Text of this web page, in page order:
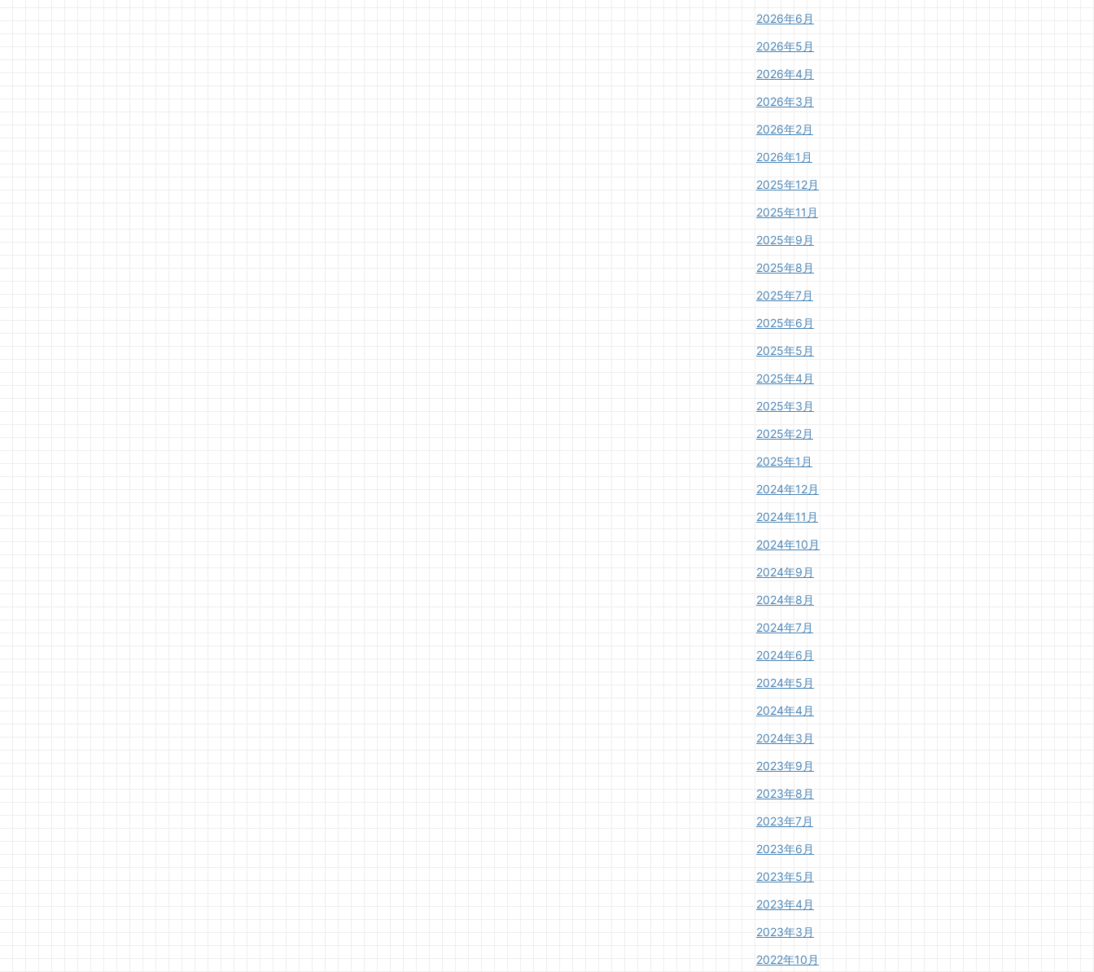
2026年6月
2026年5月
2026年4月
2026年3月
2026年2月
2026年1月
2025年12月
2025年11月
2025年9月
2025年8月
2025年7月
2025年6月
2025年5月
2025年4月
2025年3月
2025年2月
2025年1月
2024年12月
2024年11月
2024年10月
2024年9月
2024年8月
2024年7月
2024年6月
2024年5月
2024年4月
2024年3月
2023年9月
2023年8月
2023年7月
2023年6月
2023年5月
2023年4月
2023年3月
2022年10月